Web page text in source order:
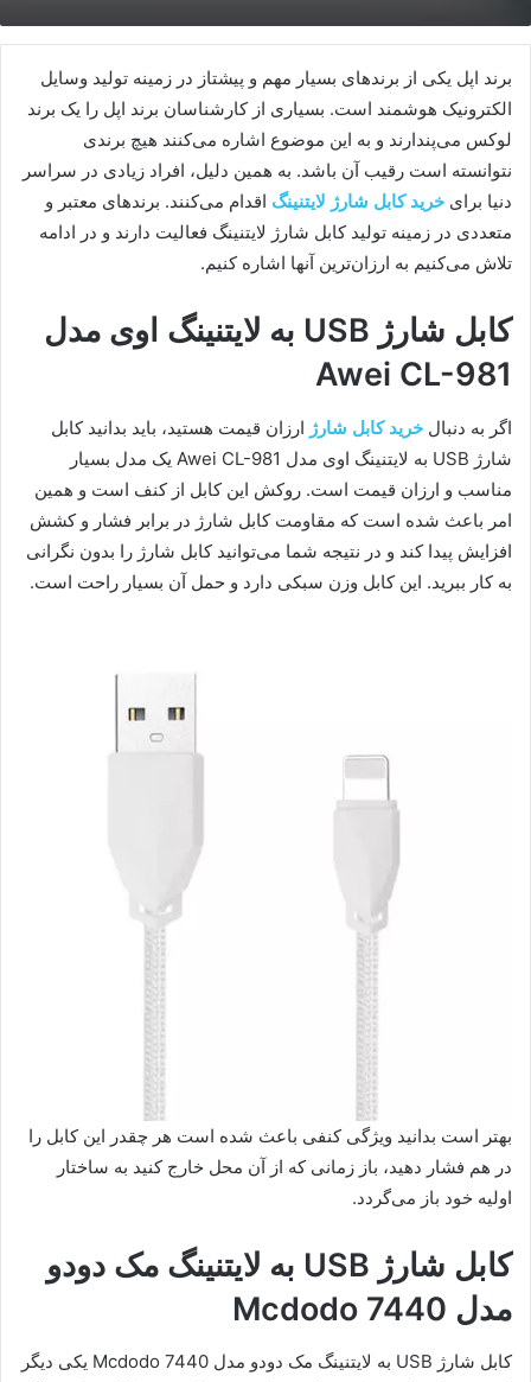
برند اپل یکی از برندهای بسیار مهم و پیشتاز در زمینه تولید وسایل
الکترونیک هوشمند است. بسیاری از کارشناسان برند اپل را یک برند
لوکس می‌پندارند و به این موضوع اشاره می‌کنند هیچ برندی
نتوانسته است رقیب آن باشد. به همین دلیل، افراد زیادی در سراسر
دنیا برای خرید کابل شارژ لایتنینگ اقدام می‌کنند. برندهای معتبر و
متعددی در زمینه تولید کابل شارژ لایتنینگ فعالیت دارند و در ادامه
تلاش می‌کنیم به ارزان‌ترین آنها اشاره کنیم.
کابل شارژ USB به لایتنینگ اوی مدل
Awei CL-981
اگر به دنبال خرید کابل شارژ ارزان قیمت هستید، باید بدانید کابل
شارژ USB به لایتنینگ اوی مدل Awei CL-981 یک مدل بسیار
مناسب و ارزان قیمت است. روکش این کابل از کنف است و همین
امر باعث شده است که مقاومت کابل شارژ در برابر فشار و کشش
افزایش پیدا کند و در نتیجه شما می‌توانید کابل شارژ را بدون نگرانی
به کار ببرید. این کابل وزن سبکی دارد و حمل آن بسیار راحت است.
بهتر است بدانید ویژگی کنفی باعث شده است هر چقدر این کابل را
در هم فشار دهید، باز زمانی که از آن محل خارج کنید به ساختار
اولیه خود باز می‌گردد.
کابل شارژ USB به لایتنینگ مک دودو
مدل Mcdodo 7440
کابل شارژ USB به لایتنینگ مک دودو مدل Mcdodo 7440 یکی دیگر